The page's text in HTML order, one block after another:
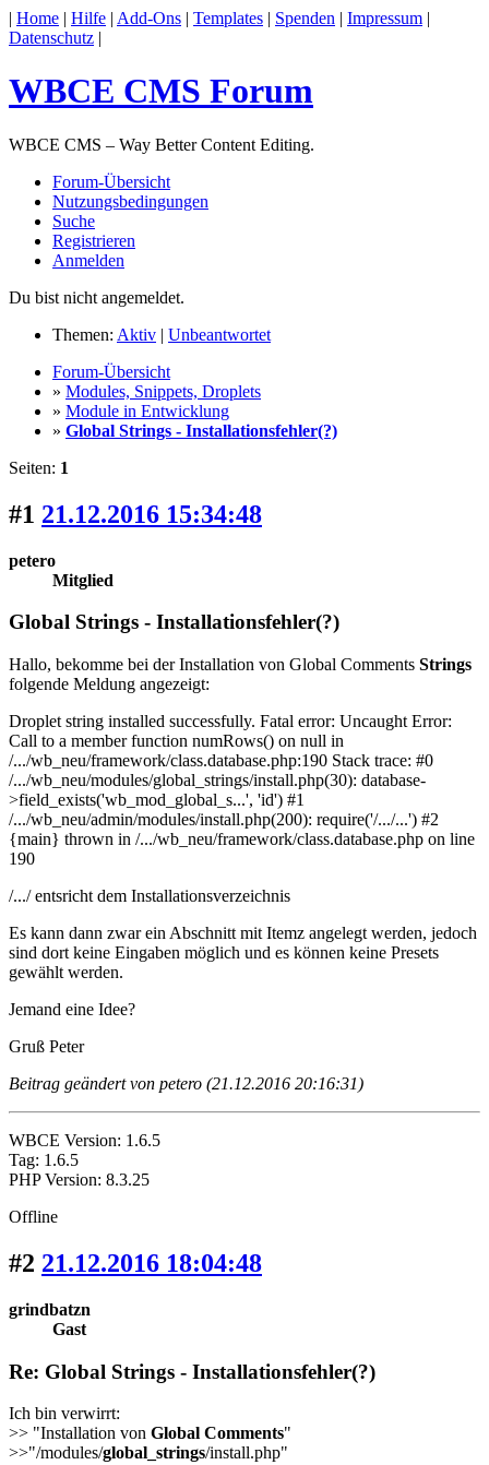
| Home | Hilfe | Add-Ons | Templates | Spenden | Impressum |
Datenschutz |
WBCE CMS Forum
WBCE CMS – Way Better Content Editing.
Forum-Übersicht
Nutzungsbedingungen
Suche
Registrieren
Anmelden
Du bist nicht angemeldet.
Themen: Aktiv | Unbeantwortet
Forum-Übersicht
» Modules, Snippets, Droplets
» Module in Entwicklung
» Global Strings - Installationsfehler(?)
Seiten: 1
#1 21.12.2016 15:34:48
petero
Mitglied
Global Strings - Installationsfehler(?)
Hallo, bekomme bei der Installation von Global Comments Strings
folgende Meldung angezeigt:
Droplet string installed successfully. Fatal error: Uncaught Error:
Call to a member function numRows() on null in
/.../wb_neu/framework/class.database.php:190 Stack trace: #0
/.../wb_neu/modules/global_strings/install.php(30): database-
>field_exists('wb_mod_global_s...', 'id') #1
/.../wb_neu/admin/modules/install.php(200): require('/.../...') #2
{main} thrown in /.../wb_neu/framework/class.database.php on line
190
/.../ entsricht dem Installationsverzeichnis
Es kann dann zwar ein Abschnitt mit Itemz angelegt werden, jedoch
sind dort keine Eingaben möglich und es können keine Presets
gewählt werden.
Jemand eine Idee?
Gruß Peter
Beitrag geändert von petero (21.12.2016 20:16:31)
WBCE Version: 1.6.5
Tag: 1.6.5
PHP Version: 8.3.25
Offline
#2 21.12.2016 18:04:48
grindbatzn
Gast
Re: Global Strings - Installationsfehler(?)
Ich bin verwirrt:
>> "Installation von Global Comments"
>>"/modules/global_strings/install.php"